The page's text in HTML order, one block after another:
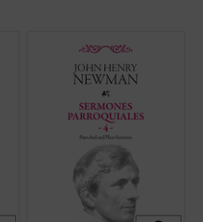
Entre 1835 y 1838, periodo al que
pertenecen los sermones que
encontramos en este cuarto volumen de la
serie de los Sermones Parroquiales,
Newman se halla en plena evolución desde
el anglicanismo hacia el catolicismo. Su
batalla contra el ... (ver ficha)